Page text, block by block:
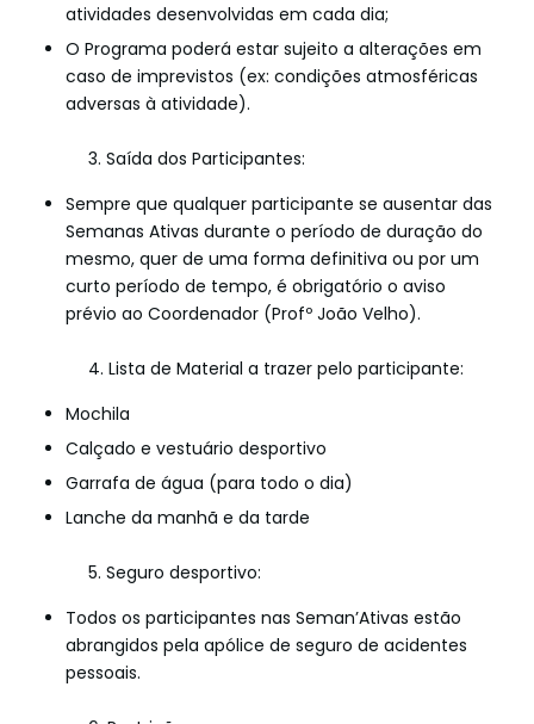
atividades desenvolvidas em cada dia;
O Programa poderá estar sujeito a alterações em
caso de imprevistos (ex: condições atmosféricas
adversas à atividade).
3. Saída dos Participantes:
Sempre que qualquer participante se ausentar das
Semanas Ativas durante o período de duração do
mesmo, quer de uma forma definitiva ou por um
curto período de tempo, é obrigatório o aviso
prévio ao Coordenador (Profº João Velho).
4. Lista de Material a trazer pelo participante:
Mochila
Calçado e vestuário desportivo
Garrafa de água (para todo o dia)
Lanche da manhã e da tarde
5. Seguro desportivo:
Todos os participantes nas Seman’Ativas estão
abrangidos pela apólice de seguro de acidentes
pessoais.